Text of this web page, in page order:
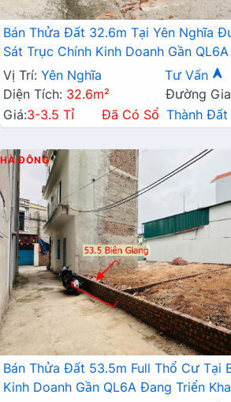
Bán Thửa Đất 32.6m Tại Yên Nghĩa
Sát Trục Chính Kinh Doanh Gần
Rộng
Vị Trí: Yên Nghĩa Tư Vấn
Diện Tích: 32.6m²
Đường
Giá:3-3.5 Tỉ Đã Có Sổ Thành
HÀ ĐÔNG
Bán Thửa Đất 53.5m Full Thổ Cư Tại
Kinh Doanh Gần QL6A Đang Triển